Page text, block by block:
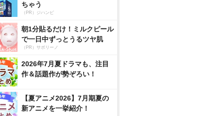
ちゃう
（PR）ジハンピ
朝1分貼るだけ！ミルクピール
で一日中ずっとうるツヤ肌
（PR）サボリーノ
2026年7月夏ドラマも、注目
作＆話題作が勢ぞろい！
【夏アニメ2026】7月期夏の
新アニメを一挙紹介！